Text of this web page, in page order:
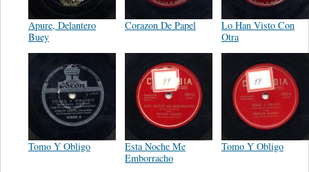
Apure, Delantero
Buey
Corazon De Papel
Lo Han Visto Con
Otra
Tomo Y Obligo
Esta Noche Me
Emborracho
Tomo Y Obligo